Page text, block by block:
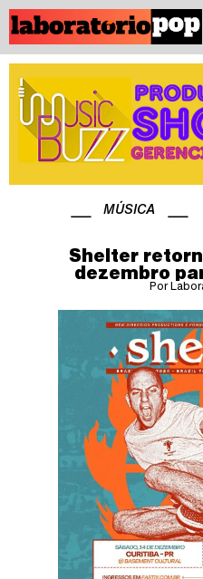
MÚSICA
Shelter
dezembro
Por